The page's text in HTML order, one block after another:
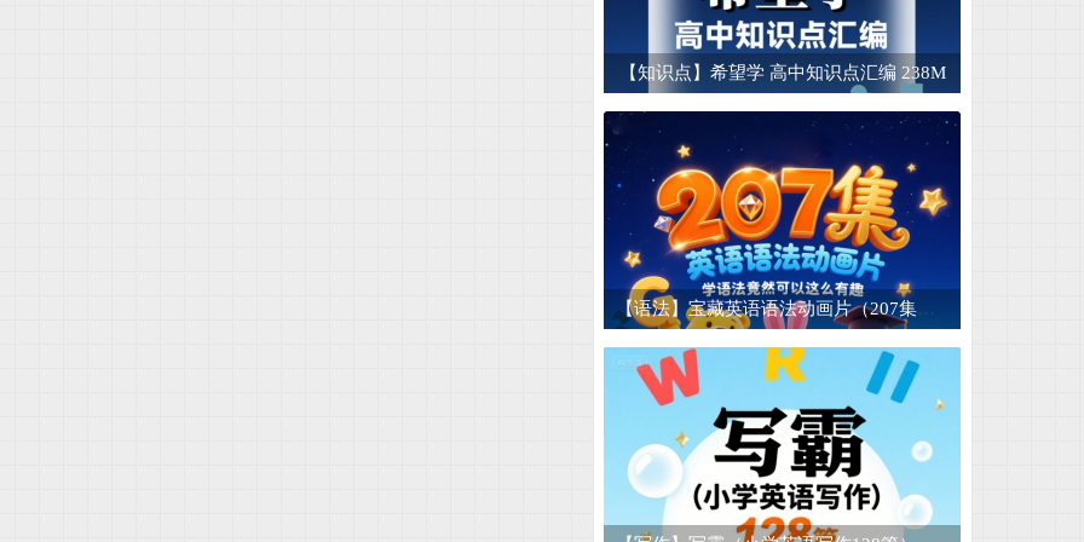
【短文】英语晨读美文短文合集 适合晨读和
50种酱腌菜技术商业配方 腌菜大全套 腌菜技
17 【睡前故事】儿童睡前故事mp3电子版幼儿音
18 【早教认字】儿童认字卡片可打印-1500张 4.
【图片素材】山川湖泊湖水倒影高山脉河流小
20 【儿童成长】儿童迷宫模板图片素材宝宝幼儿
【知识点】希望学 高中知识点汇编 238M
【语法】宝藏英语语法动画片（207集） 学语法竟然可以